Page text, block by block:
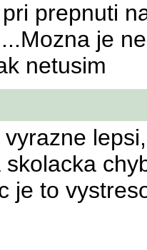
prepnuti
je
netusim
je to